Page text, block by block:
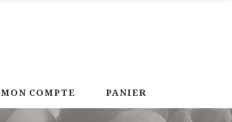
MON COMPTE PANIER